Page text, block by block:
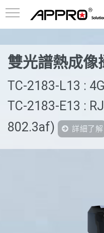
雙光譜熱成像
TC-2183-L13 :
TC-2183-E13 :
802.3af)
詳細了解